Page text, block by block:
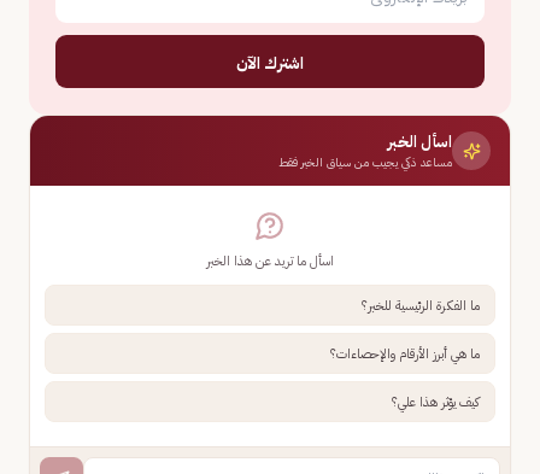
اشترك الآن
اسأل الخبر
مساعد ذكي يجيب من سياق الخبر فقط
اسأل ما تريد عن هذا الخبر
ما الفكرة الرئيسية للخبر؟
ما هي أبرز الأرقام والإحصاءات؟
كيف يؤثر هذا علي؟